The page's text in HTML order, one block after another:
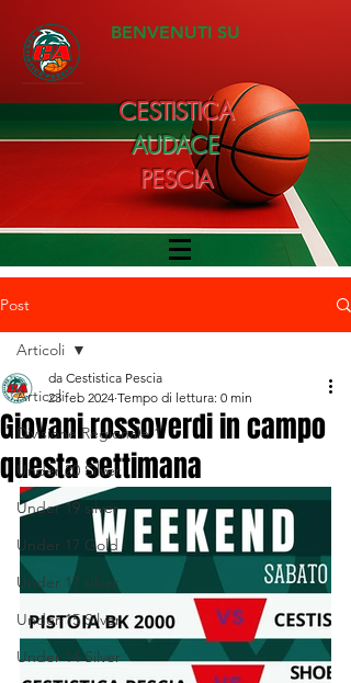
BENVENUTI SU
CESTISTICA
AUDACE
PESCIA
Post
Articoli
Divisione Regionale 1
Under 20 Silver
Under 19 silver
Under 17 Gold
Under 17 silver
Under 15 Silver
Under 14 Silver
Articoli
Giovani rossoverdi in campo
questa settimana
da Cestistica Pescia
23 feb 2024 Tempo di lettura: 0 min